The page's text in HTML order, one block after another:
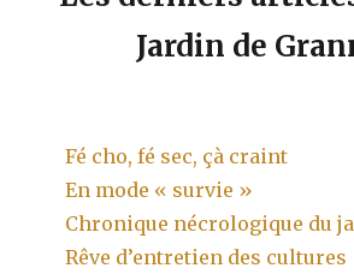
Jardin de
Fé cho, fé sec, çà craint
En mode « survie »
Chronique nécrologique du
Rêve d’entretien des cultures